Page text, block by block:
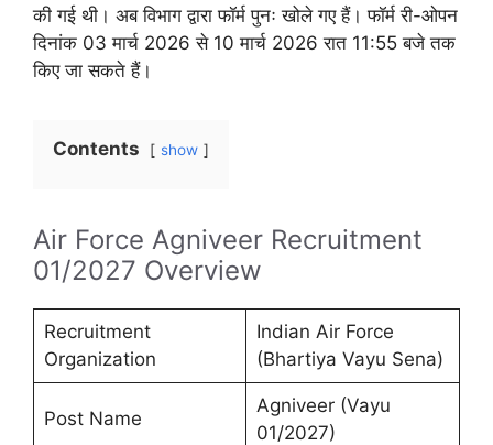
की गई थी। अब विभाग द्वारा फॉर्म पुनः खोले गए हैं। फॉर्म री-ओपन
दिनांक 03 मार्च 2026 से 10 मार्च 2026 रात 11:55 बजे तक
किए जा सकते हैं।
Contents show
Air Force Agniveer Recruitment
01/2027 Overview
Recruitment
Organization
Indian Air Force
(Bhartiya Vayu Sena)
Post Name
Agniveer (Vayu
01/2027)